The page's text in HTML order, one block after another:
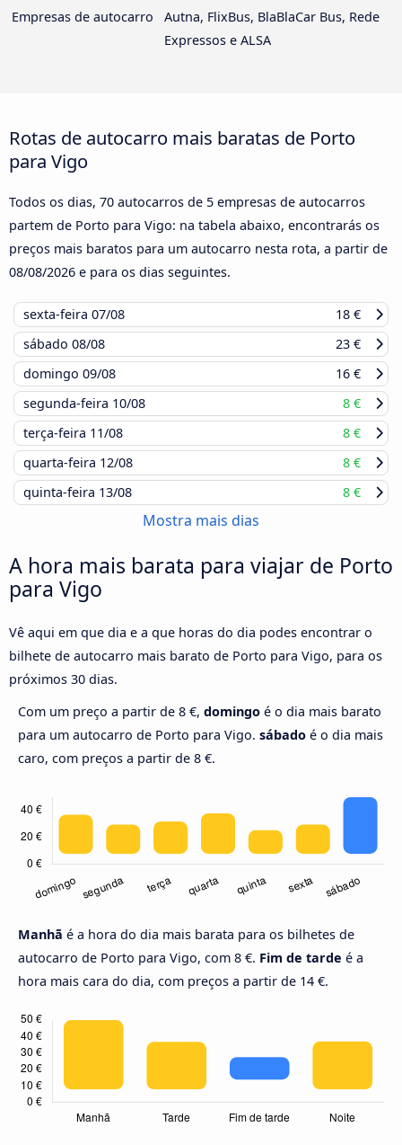
Empresas de autocarro
Autna, FlixBus, BlaBlaCar Bus, Rede
Expressos e ALSA
Rotas de autocarro mais baratas de Porto
para Vigo
Todos os dias, 70 autocarros de 5 empresas de autocarros
partem de Porto para Vigo: na tabela abaixo, encontrarás os
preços mais baratos para um autocarro nesta rota, a partir de
08/08/2026 e para os dias seguintes.
sexta-feira 07/08
18 €
sábado 08/08
23 €
domingo 09/08
16 €
segunda-feira 10/08
8 €
terça-feira 11/08
8 €
quarta-feira 12/08
8 €
quinta-feira 13/08 8 €
Mostra mais dias
A hora mais barata para viajar de Porto
para Vigo
Vê aqui em que dia e a que horas do dia podes encontrar o
bilhete de autocarro mais barato de Porto para Vigo, para os
próximos 30 dias.
Com um preço a partir de 8 €, domingo é o dia mais barato
para um autocarro de Porto para Vigo. sábado é o dia mais
caro, com preços a partir de 8 €.
Manhã é a hora do dia mais barata para os bilhetes de
autocarro de Porto para Vigo, com 8 €. Fim de tarde é a
hora mais cara do dia, com preços a partir de 14 €.